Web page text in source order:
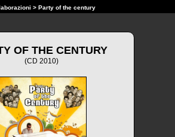
> Party of the century
OF THE CENTURY
(CD 2010)